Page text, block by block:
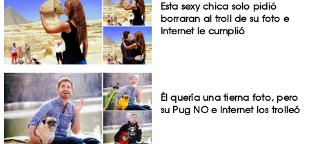
Esta sexy chica solo pidió
borraran al troll de su foto e
Internet le cumplió
Él quería una tierna foto, pero
su Pug NO e Internet los trolleó